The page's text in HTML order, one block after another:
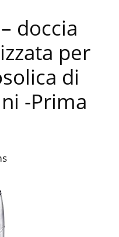
doccia
per
di
-Prima